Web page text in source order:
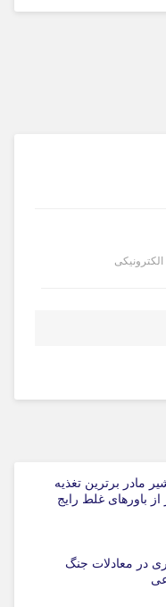
مادر برترین تغذیه
باورهای غلط رایج
۲ چه تاثیری در معادلات جنگ